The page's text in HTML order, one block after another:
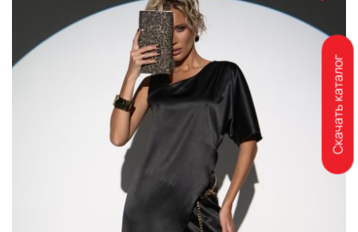
Скачать каталог